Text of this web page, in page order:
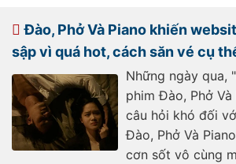
Đào, Phở Và Piano khiến
sập vì quá hot, cách săn vé cụ
Những ngày qua,
phim Đào, Phở
câu hỏi khó đối
Đào, Phở Và
cơn sốt vô cùng